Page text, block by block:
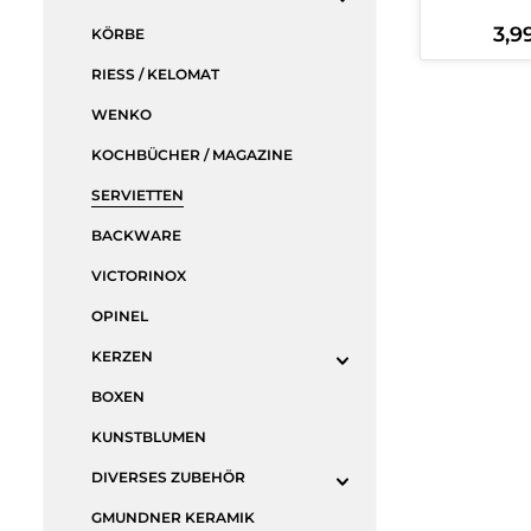
KÖRBE
RIESS / KELOMAT
WENKO
KOCHBÜCHER / MAGAZINE
SERVIETTEN
BACKWARE
VICTORINOX
OPINEL
KERZEN
BOXEN
KUNSTBLUMEN
DIVERSES ZUBEHÖR
GMUNDNER KERAMIK